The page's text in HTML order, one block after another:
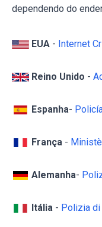
dependendo do
EUA - Internet
Reino Unido -
Espanha-
França -
Alemanha-
Itália - Polizia di